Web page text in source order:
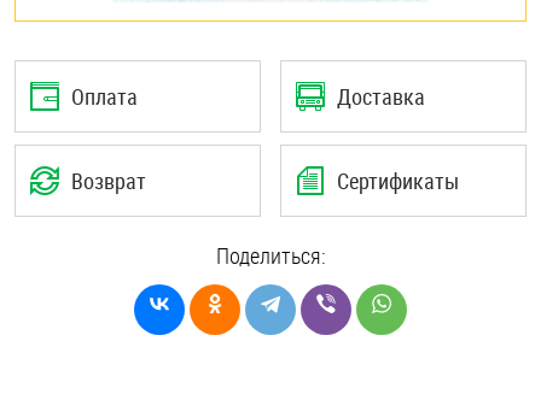
Оплата Доставка
Возврат Сертификаты
Поделиться: